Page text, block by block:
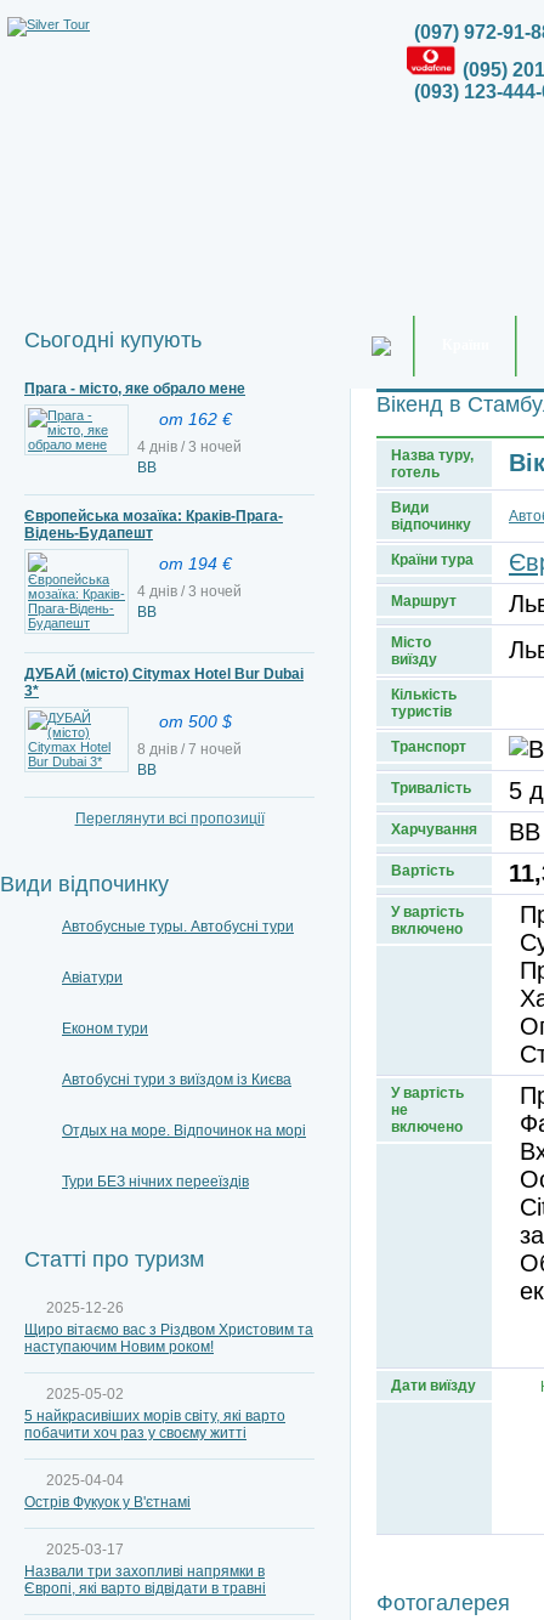
(097) 972-91-
(095)
(093) 123-
Вікенд в
Назва туру,
готель
Види
відпочинку
Країни тура
Маршрут
Місто
виїзду
Кількість
туристів
Транспорт
Тривалість 5
Харчування ВВ
Вартість
У вартість
включено
У вартість
не
включено
Дати виїзду
Фотогалерея
Сьогодні купують
Прага - місто, яке обрало мене
от 162 €
4 днів / 3 ночей
ВВ
Європейська мозаїка: Краків-Прага-
Відень-Будапешт
от 194 €
4 днів / 3 ночей
ВВ
ДУБАЙ (місто) Citymax Hotel Bur Dubai
3*
от 500 $
8 днів / 7 ночей
BB
Переглянути всі пропозиції
Види відпочинку
Автобусные туры. Автобусні тури
Авіатури
Економ тури
Автобусні тури з виїздом із Києва
Отдых на море. Відпочинок на морі
Тури БЕЗ нічних перееїздів
Статті про туризм
2025-12-26
Щиро вітаємо вас з Різдвом Христовим та
наступаючим Новим роком!
2025-05-02
5 найкрасивіших морів світу, які варто
побачити хоч раз у своєму житті
2025-04-04
Острів Фукуок у В'єтнамі
2025-03-17
Назвали три захопливі напрямки в
Європі, які варто відвідати в травні